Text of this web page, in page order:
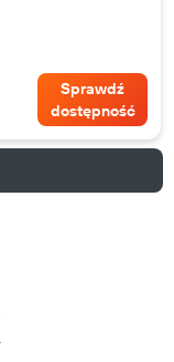
Sprawdź
dostępność